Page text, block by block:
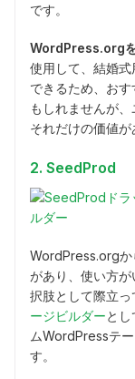
です。
WordPress.org
使用して、結婚
できるため、お
もしれませんが
それだけの価値が
2. SeedProd
WordPress.orgか
があり、使い方
択肢として際立
ージビルダーと
ムWordPressテ
す。